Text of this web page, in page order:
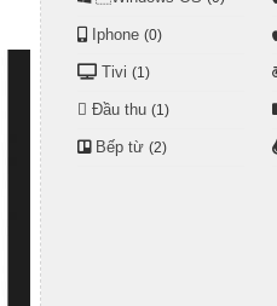
Iphone (0)
Tivi (1)
Đầu thu (1)
Bếp từ (2)